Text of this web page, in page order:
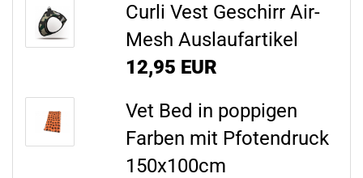
Curli Vest Geschirr Air-
Mesh Auslaufartikel
12,95 EUR
Vet Bed in poppigen
Farben mit Pfotendruck
150x100cm